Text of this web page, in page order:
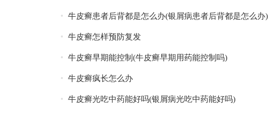
牛皮癣患者后背都是怎么办(银屑病患者后背都是怎么办)
牛皮癣怎样预防复发
牛皮癣早期能控制(牛皮癣早期用药能控制吗)
牛皮癣疯长怎么办
牛皮癣光吃中药能好吗(银屑病光吃中药能好吗)